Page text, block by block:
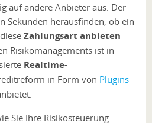
auf andere Anbieter aus. Der
Sekunden herausfinden, ob ein
Zahlungsart anbieten
Risikomanagements ist in
Realtime-
in Form von Plugins
Sie Ihre Risikosteuerung